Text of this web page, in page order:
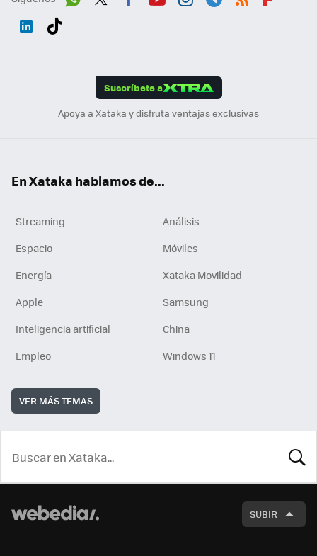
Suscríbete a
Apoya a Xataka y disfruta ventajas exclusivas
En Xataka hablamos de...
Streaming
Análisis
Espacio
Móviles
Energía
Xataka Movilidad
Apple
Samsung
Inteligencia artificial
China
Empleo
Windows 11
VER MÁS TEMAS
SUBIR